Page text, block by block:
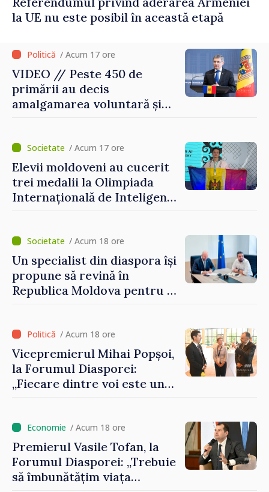
la UE nu este posibil în această etapă
/ Acum 17 ore
VIDEO // Peste 450 de
primării au decis
amalgamarea voluntară și
Grosu: „Este important să
depășim blocajele și să dăm o
șansă localităților să se
dezvolte”
/ Acum 17 ore
Elevii moldoveni au cucerit
trei medalii la Olimpiada
Internațională de Inteligență
/ Acum 18 ore
Un specialist din diaspora își
propune să revină în
Republica Moldova pentru a
/ Acum 18 ore
Vicepremierul Mihai Popșoi,
la Forumul Diasporei:
„Fiecare dintre voi este un
imaginii Republicii Moldova”
/ Acum 18 ore
Premierul Vasile Tofan, la
Forumul Diasporei: „Trebuie
să îmbunătățim viața